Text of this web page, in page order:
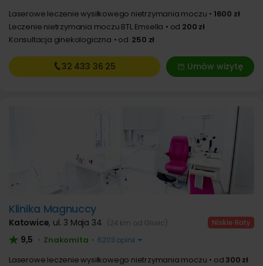
Laserowe leczenie wysiłkowego nietrzymania moczu
1600 zł
Leczenie nietrzymania moczu BTL Emsella
od 200 zł
Konsultacja ginekologiczna
od 250 zł
Umów wizytę
32 433 36 25
Klinika Magnuccy
Katowice, ul. 3 Maja 34 (24 km od Gliwic)
9,5 • Znakomita • 6203 opinii
Laserowe leczenie wysiłkowego nietrzymania moczu od 300 zł